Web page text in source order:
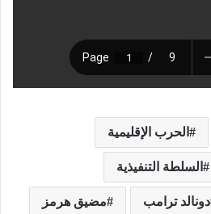
الحرب الإقليمية
السلطة التنفيذية
دونالد ترامب مضيق هرمز